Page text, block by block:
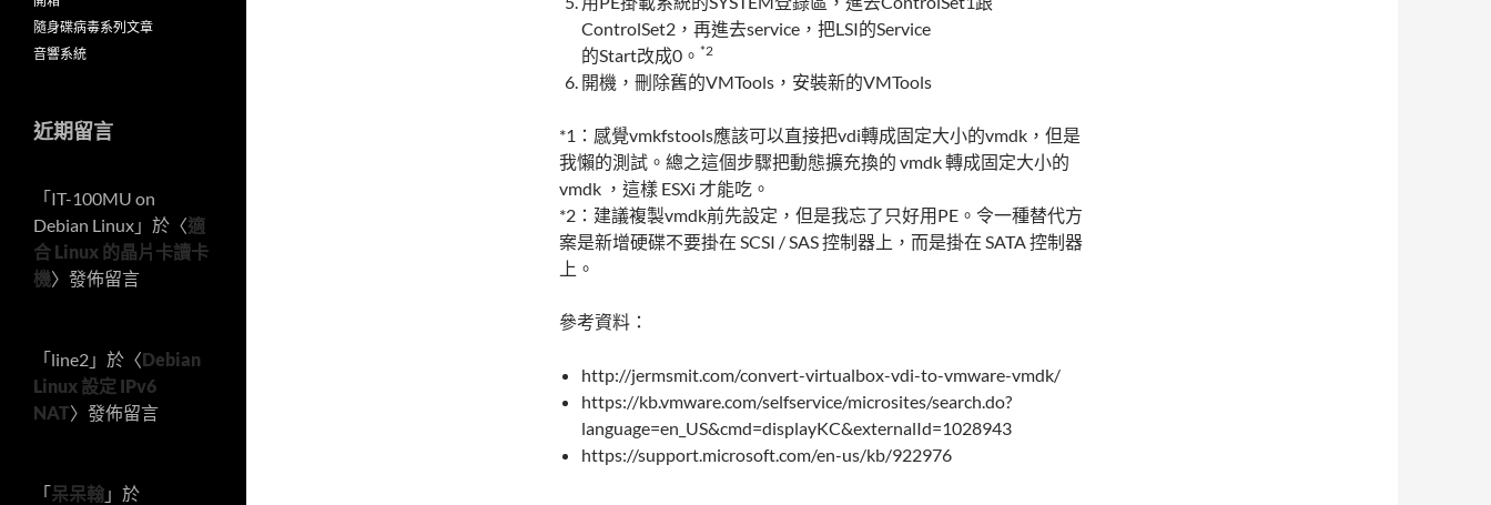
ControlSet2，再進去service，把LSI的Service
的Start改成0。 *2
開機，刪除舊的VMTools，安裝新的VMTools
*1：感覺vmkfstools應該可以直接把vdi轉成固定大小的vmdk，但是
我懶的測試。總之這個步驟把動態擴充換的 vmdk 轉成固定大小的
vmdk ，這樣 ESXi 才能吃。
*2：建議複製vmdk前先設定，但是我忘了只好用PE。令一種替代方
案是新增硬碟不要掛在 SCSI / SAS 控制器上，而是掛在 SATA 控制器
上。
參考資料：
http://jermsmit.com/convert-virtualbox-vdi-to-vmware-vmdk/
https://kb.vmware.com/selfservice/microsites/search.do?
language=en_US&cmd=displayKC&externalId=1028943
https://support.microsoft.com/en-us/kb/922976
隨身碟病毒系列文章
音響系統
近期留言
「IT-100MU on
Debian Linux 」於〈適
合 Linux 的晶片卡讀卡
機〉發佈留言
「line2 」於〈Debian
Linux 設定 IPv6
NAT〉發佈留言
「呆呆翰 」於